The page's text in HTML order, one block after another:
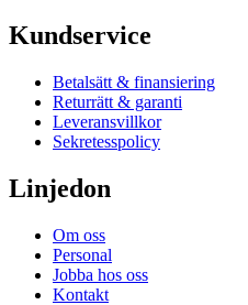
Kundservice
Betalsätt & finansiering
Returrätt & garanti
Leveransvillkor
Sekretesspolicy
Linjedon
Om oss
Personal
Jobba hos oss
Kontakt